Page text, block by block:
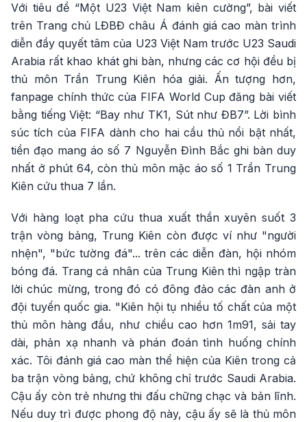
Với tiêu đề “Một U23 Việt Nam kiên cường”, bài viết
trên Trang chủ LĐBĐ châu Á đánh giá cao màn trình
diễn đầy quyết tâm của U23 Việt Nam trước U23 Saudi
Arabia rất khao khát ghi bàn, nhưng các cơ hội đều bị
thủ môn Trần Trung Kiên hóa giải. Ấn tượng hơn,
fanpage chính thức của FIFA World Cup đăng bài viết
bằng tiếng Việt: “Bay như TK1, Sút như ĐB7”. Lời bình
súc tích của FIFA dành cho hai cầu thủ nổi bật nhất,
tiền đạo mang áo số 7 Nguyễn Đình Bắc ghi bàn duy
nhất ở phút 64, còn thủ môn mặc áo số 1 Trần Trung
Kiên cứu thua 7 lần.
Với hàng loạt pha cứu thua xuất thần xuyên suốt 3
trận vòng bảng, Trung Kiên còn được ví như "người
nhện", "bức tường đá"... trên các diễn đàn, hội nhóm
bóng đá. Trang cá nhân của Trung Kiên thì ngập tràn
lời chúc mừng, trong đó có đông đảo các đàn anh ở
đội tuyển quốc gia. "Kiên hội tụ nhiều tố chất của một
thủ môn hàng đầu, như chiều cao hơn 1m91, sải tay
dài, phản xạ nhanh và phán đoán tình huống chính
xác. Tôi đánh giá cao màn thể hiện của Kiên trong cả
ba trận vòng bảng, chứ không chỉ trước Saudi Arabia.
Cậu ấy còn trẻ nhưng thi đấu chững chạc và bản lĩnh.
Nếu duy trì được phong độ này, cậu ấy sẽ là thủ môn